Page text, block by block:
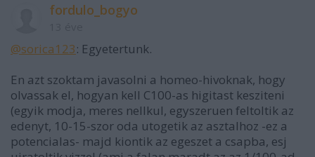
fordulo_bogyo
@sorica123: Egyetertunk.
En azt szoktam javasolni a homeo-hivoknak, hogy
olvassak el, hogyan kell C100-as higitast kesziteni
(egyik modja, meres nellkul, egyszeruen feltoltik az
edenyt, 10-15-szor oda utogetik az asztalhoz -ez a
potencialas- majd kiontik az egeszet a csapba, esj